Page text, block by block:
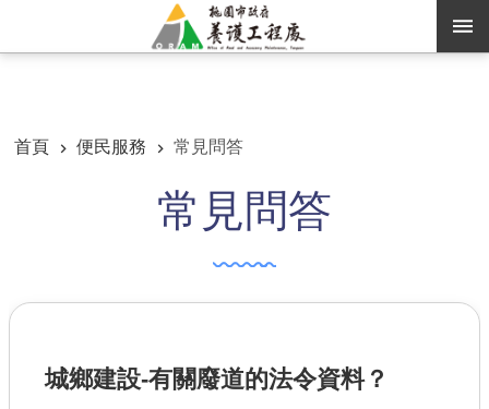
進階搜尋
便民服務
首頁
便民服務 常見問答
常見問答
城鄉建設-有關廢道的法令資料？